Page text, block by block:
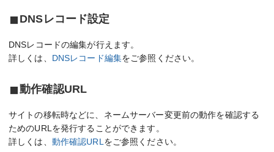
DNSレコード設定
DNSレコードの編集が行えます。
詳しくは、 DNSレコード編集をご参照ください。
動作確認URL
サイトの移転時などに、ネームサーバー変更前の動作を確認する
ためのURLを発行することができます。
詳しくは、 動作確認URLをご参照ください。